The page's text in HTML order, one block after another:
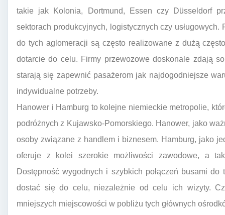
takie jak Kolonia, Dortmund, Essen czy Düsseldorf
sektorach produkcyjnych, logistycznych czy
do tych aglomeracji są często realizowane z dużą
dotarcie do celu. Firmy przewozowe doskonale zdają
starają się zapewnić pasażerom jak najdogodniejsze
indywidualne potrzeby.
Hanower i Hamburg to kolejne niemieckie metropolie,
podróżnych z Kujawsko-Pomorskiego. Hanower, jako
osoby związane z handlem i biznesem. Hamburg, jako
oferuje z kolei szerokie możliwości zawodowe, a
Dostępność wygodnych i szybkich połączeń busami
dostać się do celu, niezależnie od celu ich wizyty.
mniejszych miejscowości w pobliżu tych głównych